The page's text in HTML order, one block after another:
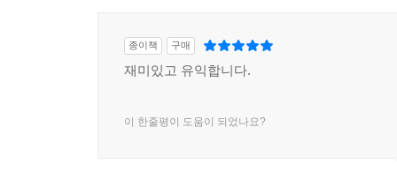
종이책 구매
재미있고 유익합니다.
이 한줄평이 도움이 되었나요?